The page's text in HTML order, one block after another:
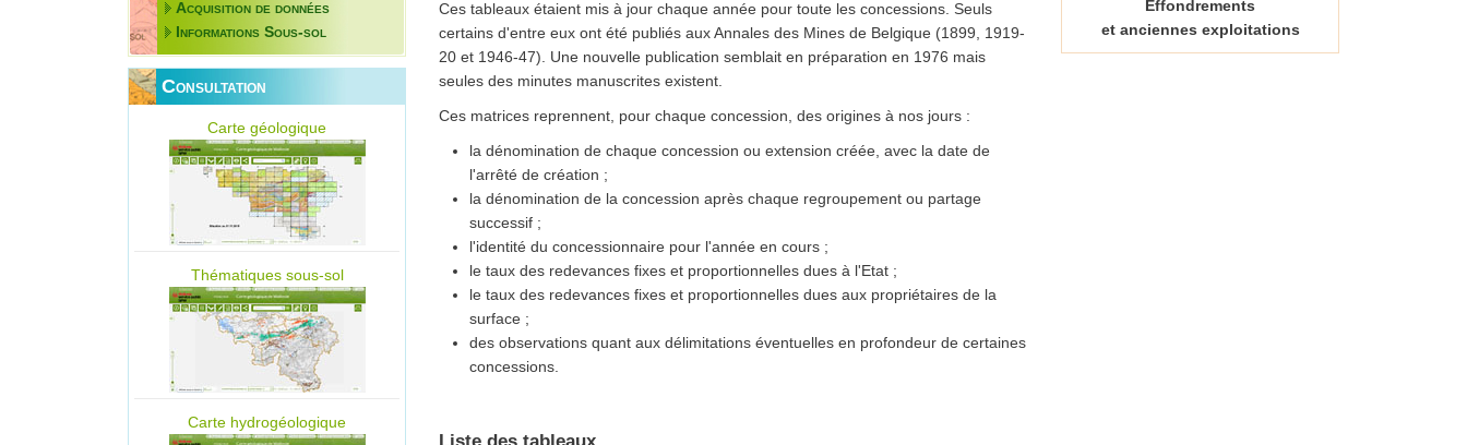
Acquisition de données
Informations Sous-sol
Consultation
Carte géologique
Thématiques sous-sol
Carte hydrogéologique
Ces tableaux étaient mis à jour chaque année pour toute les concessions. Seuls
certains d'entre eux ont été publiés aux Annales des Mines de Belgique (1899, 1919-
20 et 1946-47). Une nouvelle publication semblait en préparation en 1976 mais
seules des minutes manuscrites existent.
Ces matrices reprennent, pour chaque concession, des origines à nos jours :
la dénomination de chaque concession ou extension créée, avec la date de
l'arrêté de création ;
la dénomination de la concession après chaque regroupement ou partage
successif ;
l'identité du concessionnaire pour l'année en cours ;
le taux des redevances fixes et proportionnelles dues à l'Etat ;
le taux des redevances fixes et proportionnelles dues aux propriétaires de la
surface ;
des observations quant aux délimitations éventuelles en profondeur de certaines
concessions.
Effondrements
et anciennes exploitations